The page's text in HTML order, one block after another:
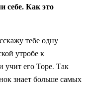
себе. Как это
тебе одну
утробе к
учит его Торе. Так
знает больше самых